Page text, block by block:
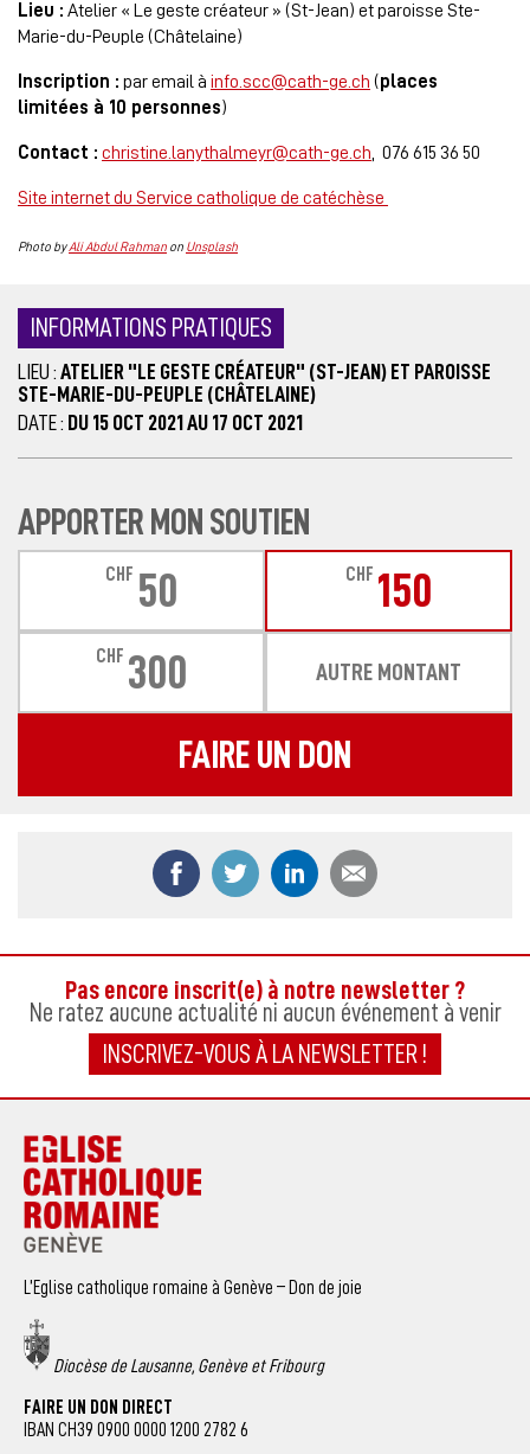
Lieu : Atelier « Le geste créateur » (St-Jean) et paroisse Ste-
Marie-du-Peuple (Châtelaine)
Inscription : par email à info.scc@cath-ge.ch (places
limitées à 10 personnes)
Contact : christine.lanythalmeyr@cath-ge.ch, 076 615 36 50
Site internet du Service catholique de catéchèse
Photo byAli Abdul Rahman on Unsplash
INFORMATIONS PRATIQUES
LIEU : ATELIER "LE GESTE CRÉATEUR" (ST-JEAN) ET PAROISSE
STE-MARIE-DU-PEUPLE (CHÂTELAINE)
DATE : DU 15 OCT 2021 AU 17 OCT 2021
APPORTER MON SOUTIEN
CHF 50 CHF 150
CHF 300 AUTRE MONTANT
FAIRE UN DON
Partager ce contenu sur Facebook
Partager ce contenu sur Twitter
Partager ce contenu
Pas encore inscrit(e) à notre newsletter ?
Ne ratez aucune actualité ni aucun événement à venir
INSCRIVEZ-VOUS À LA NEWSLETTER !
L’Eglise catholique romaine à Genève – Don de joie
Diocèse de Lausanne, Genève et Fribourg
FAIRE UN DON DIRECT
IBAN CH39 0900 0000 1200 2782 6